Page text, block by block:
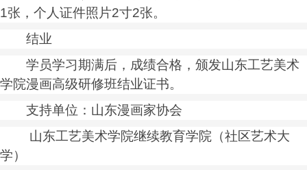
1张，个人证件照片2寸2张。
结业
学员学习期满后，成绩合格，颁发山东工艺美术
学院漫画高级研修班结业证书。
支持单位：山东漫画家协会
山东工艺美术学院继续教育学院（社区艺术大
学）